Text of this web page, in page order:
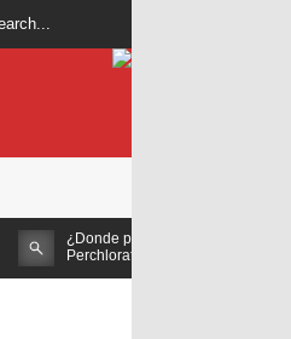
¿Donde puedo comprar Perclorato de
Perchlorate)?